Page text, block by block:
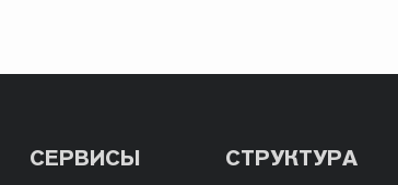
СЕРВИСЫ СТРУКТУРА